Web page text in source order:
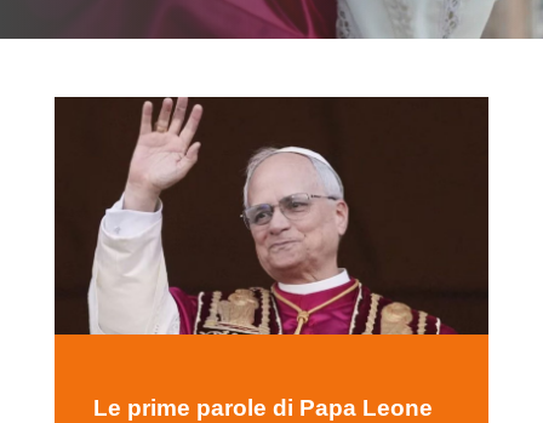
Le prime parole di Papa Leone